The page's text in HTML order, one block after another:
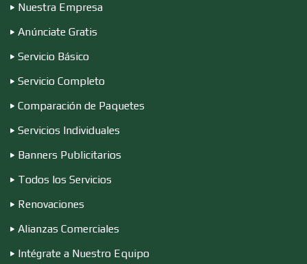
Compresores de aire
Computadoras
Conferencias Empresariales
Nuestra Empresa
Anúnciate Gratis
Servicio Básico
Servicio Completo
Comparación de Paquetes
Servicios Individuales
Banners Publicitarios
Todos los Servicios
Renovaciones
Alianzas Comerciales
Intégrate a Nuestro Equipo